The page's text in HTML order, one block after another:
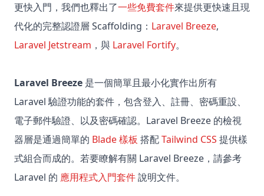
更快入門，我們也釋出了一些免費套件來提供更快速且現
代化的完整認證層 Scaffolding： Laravel Breeze,
Laravel Jetstream ，與 Laravel Fortify。
Laravel Breeze 是一個簡單且最小化實作出所有
Laravel 驗證功能的套件，包含登入、註冊、密碼重設、
電子郵件驗證、以及密碼確認。Laravel Breeze 的檢視
器層是通過簡單的 Blade 樣板 搭配Tailwind CSS 提供樣
式組合而成的。若要瞭解有關 Laravel Breeze，請參考
Laravel 的 應用程式入門套件說明文件。